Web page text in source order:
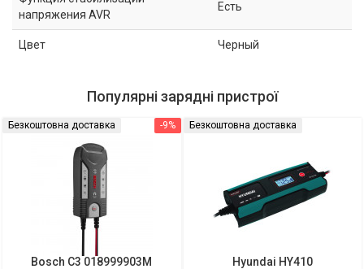
напряжения AVR
Есть
Цвет Черный
Популярні зарядні пристрої
-9%
Безкоштовна доставка
Bosch C3 018999903M
Безкоштовна доставка
Hyundai HY410